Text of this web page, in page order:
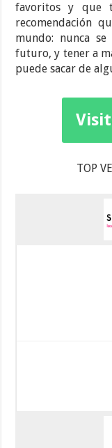
favoritos y que
recomendación
mundo: nunca
futuro, y tener a
puede sacar de
TOP